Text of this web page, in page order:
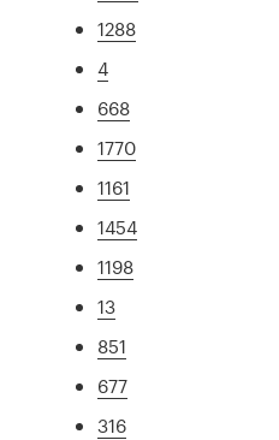
1288
4
668
1770
1161
1454
1198
13
851
677
316